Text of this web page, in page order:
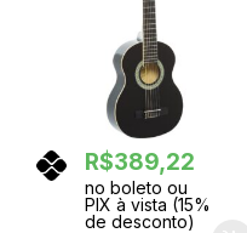
R$389,22
no boleto ou
PIX à vista (15%
de desconto)